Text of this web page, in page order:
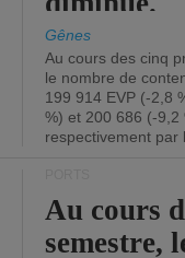
Gênes
Au cours des cinq
le nombre de
199 914 EVP (-2,8
%) et 200 686 (-9,2
respectivement par
Au cours
semestre,